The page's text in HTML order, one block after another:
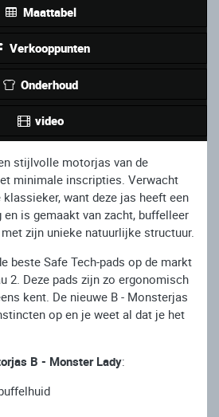
Maattabel
Verkooppunten
Onderhoud
video
stijlvolle motorjas van de
minimale inscripties. Verwacht
want deze jas heeft een
is gemaakt van zacht, buffelleer
zijn unieke natuurlijke structuur.
beste Safe Tech-pads op de markt
2. Deze pads zijn zo ergonomisch
kent. De nieuwe B - Monsterjas
op en je weet al dat je het
B - Monster Lady: